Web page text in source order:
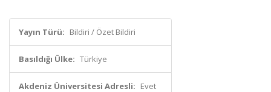
Yayın Türü: Bildiri / Özet Bildiri
Basıldığı Ülke: Türkiye
Akdeniz Üniversitesi Adresli: Evet